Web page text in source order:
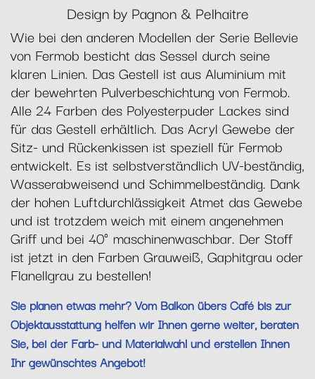
Design by Pagnon & Pelhaitre
Wie bei den anderen Modellen der Serie Bellevie
von Fermob besticht das Sessel durch seine
klaren Linien. Das Gestell ist aus Aluminium mit
der bewehrten Pulverbeschichtung von Fermob.
Alle 24 Farben des Polyesterpuder Lackes sind
für das Gestell erhältlich. Das Acryl Gewebe der
Sitz- und Rückenkissen ist speziell für Fermob
entwickelt. Es ist selbstverständlich UV-beständig,
Wasserabweisend und Schimmelbeständig. Dank
der hohen Luftdurchlässigkeit Atmet das Gewebe
und ist trotzdem weich mit einem angenehmen
Griff und bei 40° maschinenwaschbar. Der Stoff
ist jetzt in den Farben Grauweiß, Gaphitgrau oder
Flanellgrau zu bestellen!
Sie planen etwas mehr? Vom Balkon übers Café bis zur
Objektausstattung helfen wir Ihnen gerne weiter, beraten
Sie, bei der Farb- und Materialwahl und erstellen Ihnen
Ihr gewünschtes Angebot!